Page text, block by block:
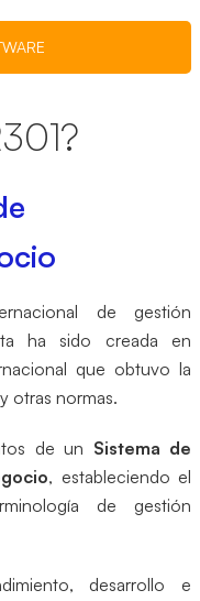
de gestión
ha sido creada en
que obtuvo la
otras normas.
de un Sistema de
, estableciendo el
de gestión
desarrollo e